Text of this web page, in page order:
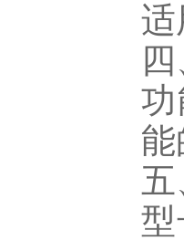
适